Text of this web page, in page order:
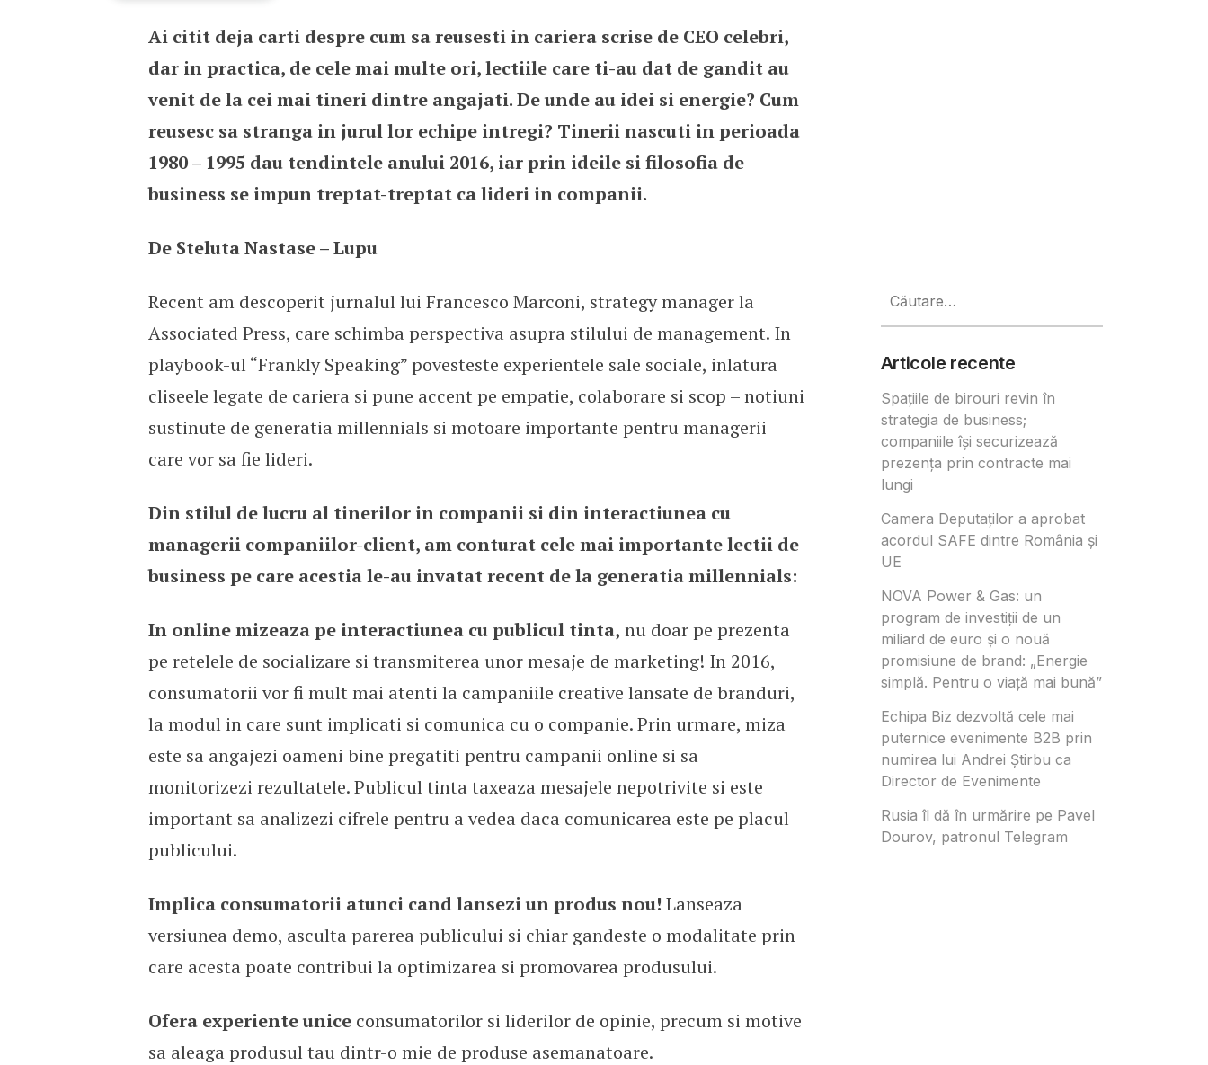
10 lectii de business oferite de generatia millennials
Ai citit deja carti despre cum sa reusesti in cariera scrise de CEO celebri,
dar in practica, de cele mai multe ori, lectiile care ti-au dat de gandit au
venit de la cei mai tineri dintre angajati. De unde au idei si energie? Cum
reusesc sa stranga in jurul lor echipe intregi? Tinerii nascuti in perioada
1980 – 1995 dau tendintele anului 2016, iar prin ideile si filosofia de
business se impun treptat-treptat ca lideri in companii.
De Steluta Nastase – Lupu
Recent am descoperit jurnalul lui Francesco Marconi, strategy manager la
Associated Press, care schimba perspectiva asupra stilului de management. In
playbook-ul “Frankly Speaking” povesteste experientele sale sociale, inlatura
cliseele legate de cariera si pune accent pe empatie, colaborare si scop – notiuni
sustinute de generatia millennials si motoare importante pentru managerii
care vor sa fie lideri.
Din stilul de lucru al tinerilor in companii si din interactiunea cu
managerii companiilor-client, am conturat cele mai importante lectii de
business pe care acestia le-au invatat recent de la generatia millennials:
In online mizeaza pe interactiunea cu publicul tinta, nu doar pe prezenta
pe retelele de socializare si transmiterea unor mesaje de marketing! In 2016,
consumatorii vor fi mult mai atenti la campaniile creative lansate de branduri,
la modul in care sunt implicati si comunica cu o companie. Prin urmare, miza
este sa angajezi oameni bine pregatiti pentru campanii online si sa
monitorizezi rezultatele. Publicul tinta taxeaza mesajele nepotrivite si este
important sa analizezi cifrele pentru a vedea daca comunicarea este pe placul
publicului.
Implica consumatorii atunci cand lansezi un produs nou! Lanseaza
versiunea demo, asculta parerea publicului si chiar gandeste o modalitate prin
care acesta poate contribui la optimizarea si promovarea produsului.
Ofera experiente uniceconsumatorilor si liderilor de opinie, precum si motive
sa aleaga produsul tau dintr-o mie de produse asemanatoare.
după:
Articole recente
Spațiile de birouri revin în
strategia de business;
companiile își securizează
prezența prin contracte mai
lungi
Camera Deputaților a aprobat
acordul SAFE dintre România și
UE
NOVA Power & Gas: un
program de investiții de un
miliard de euro și o nouă
promisiune de brand: „Energie
simplă. Pentru o viață mai bună”
Echipa Biz dezvoltă cele mai
puternice evenimente B2B prin
numirea lui Andrei Știrbu ca
Director de Evenimente
Rusia îl dă în urmărire pe Pavel
Dourov, patronul Telegram